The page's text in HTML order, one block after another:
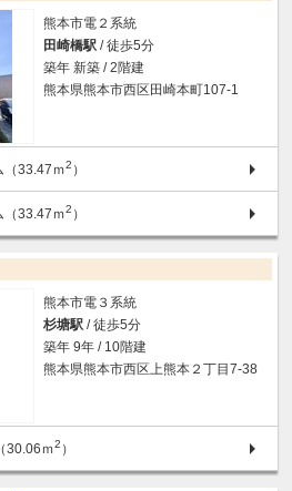
熊本市電２系統
田崎橋駅 / 徒歩5分
築年 新築 / 2階建
熊本県熊本市西区田崎本町107-1
33.47ｍ2 ）
33.47ｍ2 ）
熊本市電３系統
杉塘駅 / 徒歩5分
築年 9年 / 10階建
熊本県熊本市西区上熊本２丁目7-38
30.06ｍ2 ）